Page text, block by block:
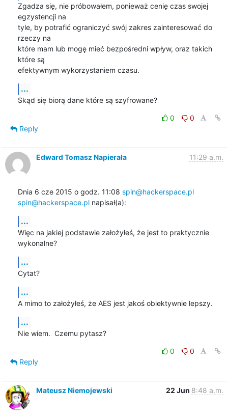
Zgadza się, nie próbowałem, ponieważ cenię czas swojej
egzystencji na
tyle, by potrafić ograniczyć swój zakres zainteresować do
rzeczy na
które mam lub mogę mieć bezpośredni wpływ, oraz takich
które są
efektywnym wykorzystaniem czasu.
...
Skąd się biorą dane które są szyfrowane?
0
0
Reply
Edward Tomasz Napierała 11:29 a.m.
Dnia 6 cze 2015 o godz. 11:08 spin@hackerspace.pl
spin@hackerspace.pl napisał(a):
...
Więc na jakiej podstawie założyłeś, że jest to praktycznie
wykonalne?
...
Cytat?
...
A mimo to założyłeś, że AES jest jakoś obiektywnie lepszy.
...
Nie wiem.  Czemu pytasz?
0
0
Reply
Mateusz Niemojewski 22 Jun 8:48 a.m.